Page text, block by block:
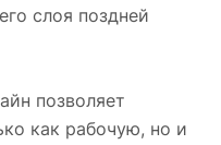
слоя поздней
позволяет
как рабочую, но и